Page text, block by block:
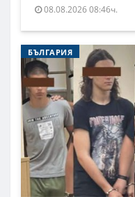
08.08.2026 08:46ч.
БЪЛГАРИЯ